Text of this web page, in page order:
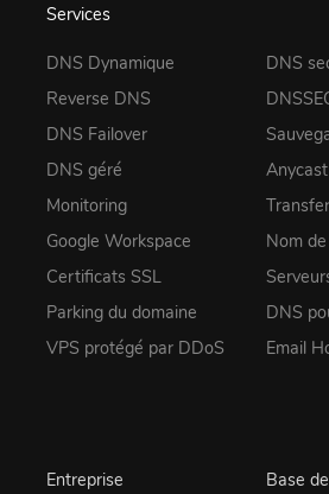
Services
DNS Dynamique
Reverse DNS
DNS Failover
DNS géré
Monitoring
Google Workspace
Certificats SSL
Parking du domaine
VPS protégé par DDoS
DNS
Nom
DNS
Email
Entreprise Base